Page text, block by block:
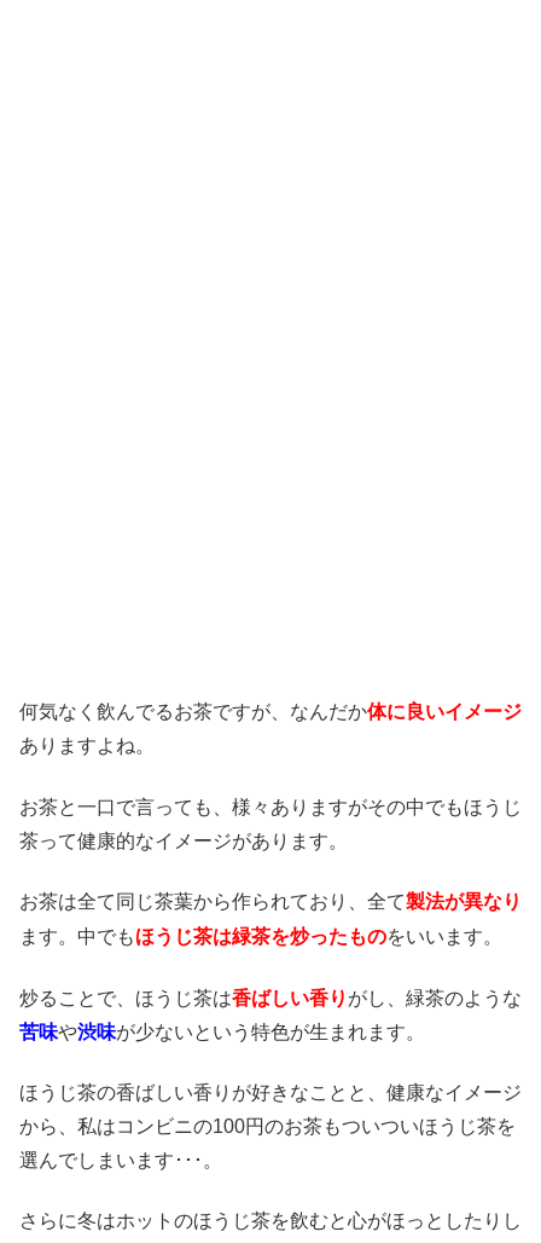
何気なく飲んでるお茶ですが、なんだか体に良いイメージ
ありますよね。
お茶と一口で言っても、様々ありますがその中でもほうじ
茶って健康的なイメージがあります。
お茶は全て同じ茶葉から作られており、全て製法が異なり
ます。中でもほうじ茶は緑茶を炒ったものをいいます。
炒ることで、ほうじ茶は香ばしい香り がし、緑茶のような
苦味や渋味が少ないという特色が生まれます。
ほうじ茶の香ばしい香りが好きなことと、健康なイメージ
から、私はコンビニの100円のお茶もついついほうじ茶を
選んでしまいます･･･。
さらに冬はホットのほうじ茶を飲むと心がほっとしたりし